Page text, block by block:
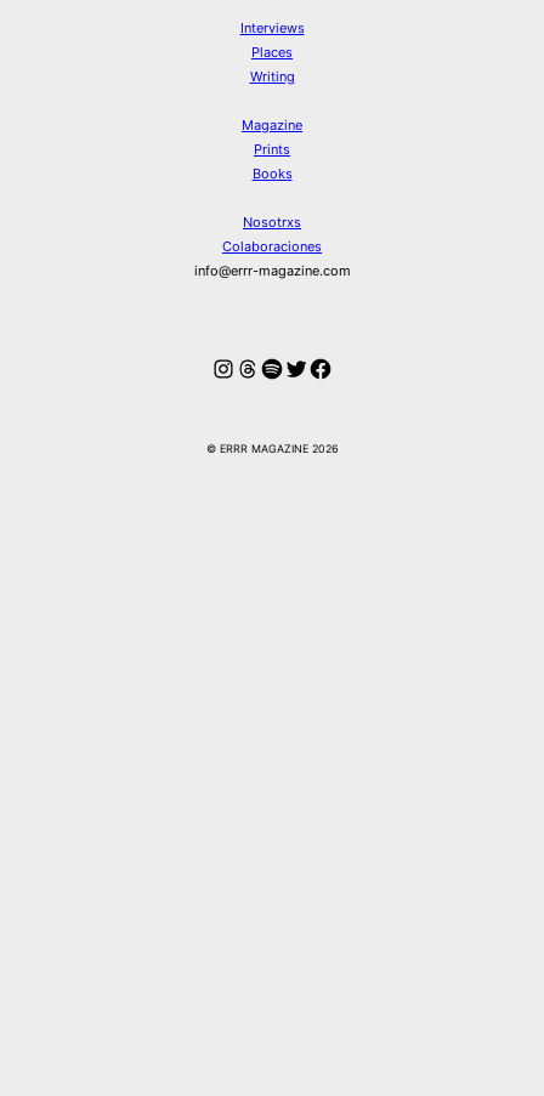
Interviews
Places
Writing
Magazine
Prints
Books
Nosotrxs
Colaboraciones
info@errr-magazine.com
Instagram
Hilos
Spotify
Twitter
Facebook
© ERRR MAGAZINE 2026